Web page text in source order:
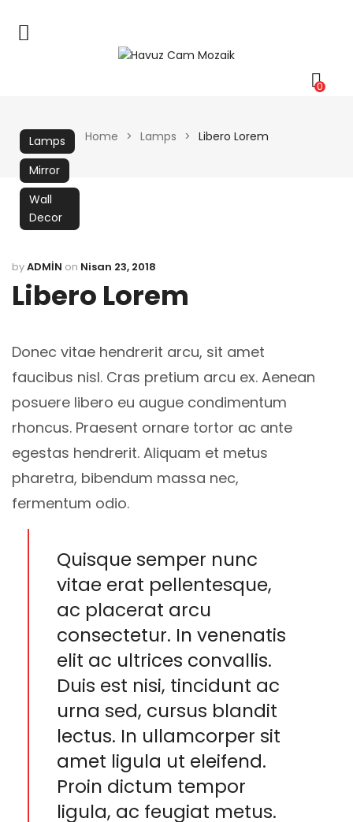
0
Home > Lamps > Libero Lorem
Lamps
Mirror
Wall
Decor
byADMIN on Nisan 23, 2018
Libero Lorem
Donec vitae hendrerit arcu, sit amet
faucibus nisl. Cras pretium arcu ex. Aenean
posuere libero eu augue condimentum
rhoncus. Praesent ornare tortor ac ante
egestas hendrerit. Aliquam et metus
pharetra, bibendum massa nec,
fermentum odio.
Quisque semper nunc
vitae erat pellentesque,
ac placerat arcu
consectetur. In venenatis
elit ac ultrices convallis.
Duis est nisi, tincidunt ac
urna sed, cursus blandit
lectus. In ullamcorper sit
amet ligula ut eleifend.
Proin dictum tempor
ligula, ac feugiat metus.